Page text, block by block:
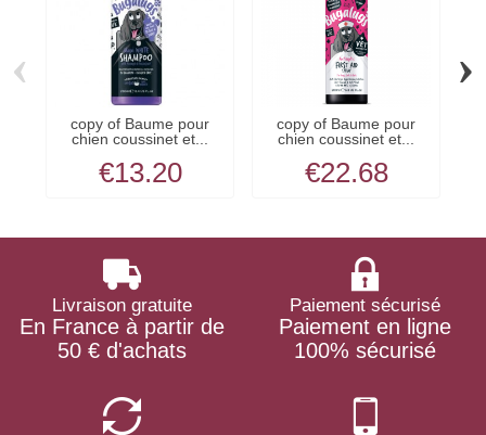
copy of Baume pour
chien coussinet et...
€13.20
copy of Baume pour
chien coussinet et...
€22.68
‹ ›
Livraison gratuite
En France à partir de
50 € d'achats
Paiement sécurisé
Paiement en ligne
100% sécurisé